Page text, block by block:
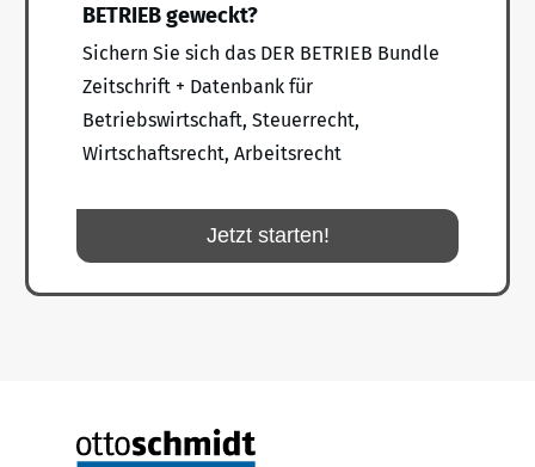
BETRIEB geweckt?
Sichern Sie sich das DER BETRIEB Bundle
Zeitschrift + Datenbank für
Betriebswirtschaft, Steuerrecht,
Wirtschaftsrecht, Arbeitsrecht
Jetzt starten!